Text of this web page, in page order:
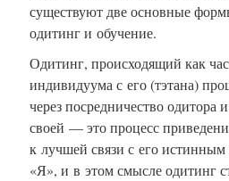
существуют две основные
одитинг и обучение.
Одитинг, происходящий как
индивидуума с его (тэтана)
через посредничество одитора
своей — это процесс
к лучшей связи с его
«Я», и в этом смысле одитинг